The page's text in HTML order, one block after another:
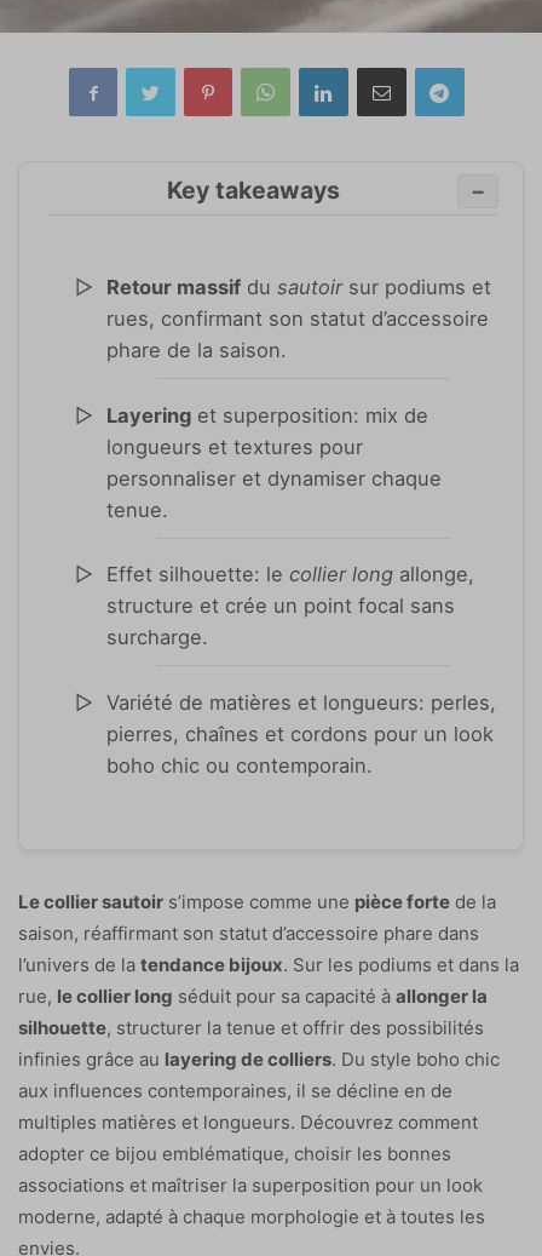
Key takeaways −
Retour massif dusautoirsur podiums et
rues, confirmant son statut d’accessoire
phare de la saison.
Layering et superposition: mix de
longueurs et textures pour
personnaliser et dynamiser chaque
tenue.
Effet silhouette: le collier long allonge,
structure et crée un point focal sans
surcharge.
Variété de matières et longueurs: perles,
pierres, chaînes et cordons pour un look
boho chic ou contemporain.
Le collier sautoir s’impose comme une pièce forte de la
saison, réaffirmant son statut d’accessoire phare dans
l’univers de la tendance bijoux. Sur les podiums et dans la
rue, le collier long séduit pour sa capacité à allonger la
silhouette, structurer la tenue et offrir des possibilités
infinies grâce au layering de colliers. Du style boho chic
aux influences contemporaines, il se décline en de
multiples matières et longueurs. Découvrez comment
adopter ce bijou emblématique, choisir les bonnes
associations et maîtriser la superposition pour un look
moderne, adapté à chaque morphologie et à toutes les
envies.